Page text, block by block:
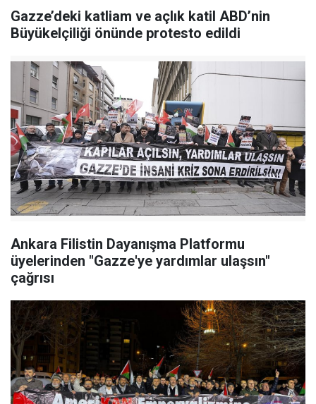
Gazze’deki katliam ve açlık katil ABD’nin
Büyükelçiliği önünde protesto edildi
Ankara Filistin Dayanışma Platformu
üyelerinden "Gazze'ye yardımlar ulaşsın"
çağrısı